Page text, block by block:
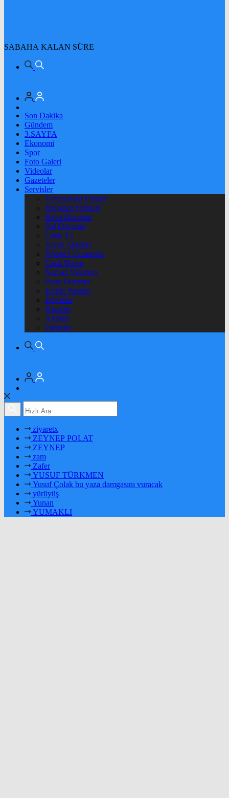
SABAHA KALAN SÜRE
Son Dakika
Gündem
3.SAYFA
Ekonomi
Spor
Foto Galeri
Videolar
Gazeteler
Servisler
Vizyondaki Filmler
Haftanin Filmleri
Hava Durumu
Yol Durumu
Canlı Tv
Yayın Akışları
Nöbetçi Eczaneler
Canlı Borsa
Namaz Vakitleri
Puan Durumu
Kripto Paralar
Dövizler
Hisseler
Altınlar
Pariteler
ziyaretx
ZEYNEP POLAT
ZEYNEP
zam
Zafer
YUSUF TÜRKMEN
Yusuf Çolak bu yaza damgasını vuracak
yürüyüş
Yunan
YUMAKLI